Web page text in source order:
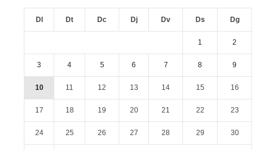
Dl Dt Dc Dj Dv Ds Dg
1 2
3 4 5 6 7 8 9
10 11 12 13 14 15 16
17 18 19 20 21 22 23
24 25 26 27 28 29 30